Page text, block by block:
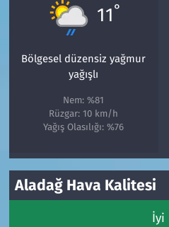
11°
Bölgesel düzensiz yağmur
yağışlı
Nem: %81
Rüzgar: 10 km/h
Yağış Olasılığı: %76
Aladağ Hava Kalitesi
İyi